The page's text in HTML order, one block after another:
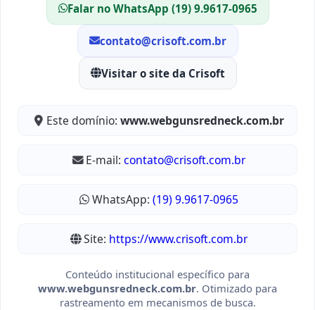
Falar no WhatsApp (19) 9.9617-0965
contato@crisoft.com.br
Visitar o site da Crisoft
Este domínio: www.webgunsredneck.com.br
E-mail: contato@crisoft.com.br
WhatsApp: (19) 9.9617-0965
Site: https://www.crisoft.com.br
Conteúdo institucional específico para
www.webgunsredneck.com.br. Otimizado para
rastreamento em mecanismos de busca.